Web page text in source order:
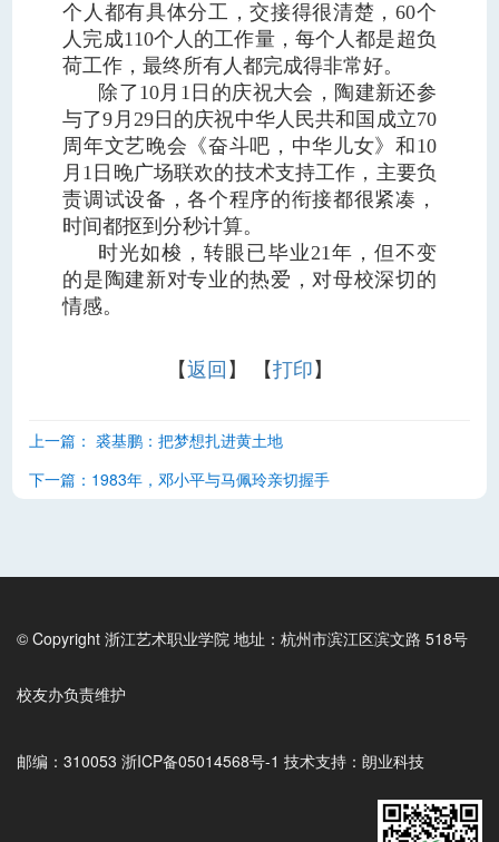
个人都有具体分工，交接得很清楚，60个
人完成110个人的工作量，每个人都是超负
荷工作，最终所有人都完成得非常好。
除了10月1日的庆祝大会，陶建新还参
与了9月29日的庆祝中华人民共和国成立70
周年文艺晚会《奋斗吧，中华儿女》和10
月1日晚广场联欢的技术支持工作，主要负
责调试设备，各个程序的衔接都很紧凑，
时间都抠到分秒计算。
时光如梭，转眼已毕业21年，但不变
的是陶建新对专业的热爱，对母校深切的
情感。
【返回 】 【打印 】
上一篇：裘基鹏：把梦想扎进黄土地
下一篇： 1983年，邓小平与马佩玲亲切握手
© Copyright 浙江艺术职业学院 地址：杭州市滨江区滨文路 518号
校友办负责维护
邮编：310053 浙ICP备05014568号-1 技术支持：朗业科技